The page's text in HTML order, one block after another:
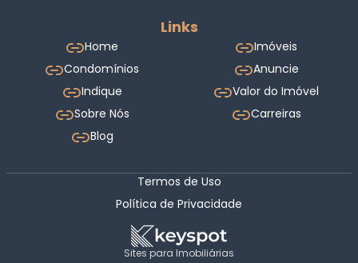
Links
Home
Imóveis
Condomínios
Anuncie
Indique
Valor do Imóvel
Sobre Nós
Carreiras
Blog
Termos de Uso
Política de Privacidade
Sites para Imobiliárias